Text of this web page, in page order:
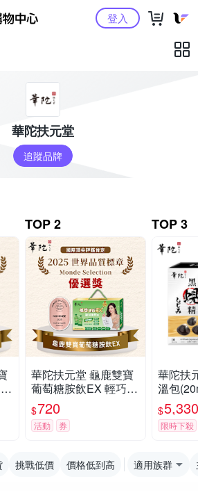
Yahoo購物中心登入
華陀扶元堂
追蹤品牌
TOP 2
華陀扶元堂 龜鹿雙寶
葡萄糖胺飲EX 輕巧包
(22ml/包；15包/盒)1
盒組
$720
活動 券
TOP 3
華陀扶
溫包
6盒組
$5,330
限時下殺
挑戰低價 價格低到高 適用族群